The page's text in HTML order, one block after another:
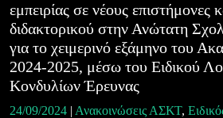
εμπειρίας σε νέους επιστήμονες
διδακτορικού στην Ανώτατη
για το χειμερινό εξάμηνο του
2024-2025, μέσω του Ειδικού
Κονδυλίων Έρευνας
24/09/2024 | Ανακοινώσεις ΑΣΚΤ,